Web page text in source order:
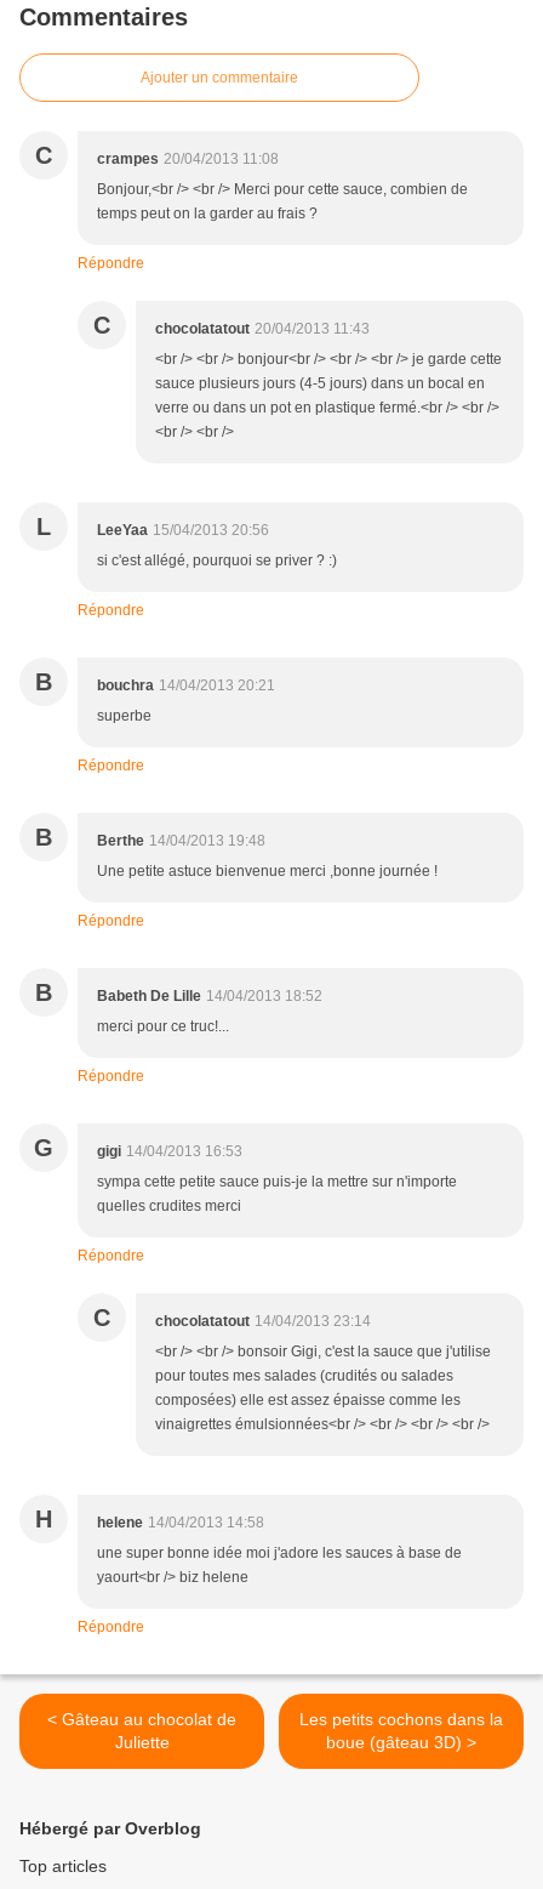
Commentaires
Ajouter un commentaire
C crampes 20/04/2013 11:08
Bonjour,<br /> <br /> Merci pour cette sauce, combien de
temps peut on la garder au frais ?
Répondre
C chocolatatout 20/04/2013 11:43
<br /> <br /> bonjour<br /> <br /> <br /> je garde cette
sauce plusieurs jours (4-5 jours) dans un bocal en
verre ou dans un pot en plastique fermé.<br /> <br />
<br /> <br />
L LeeYaa 15/04/2013 20:56
si c'est allégé, pourquoi se priver ? :)
Répondre
B bouchra 14/04/2013 20:21
superbe
Répondre
B Berthe 14/04/2013 19:48
Une petite astuce bienvenue merci ,bonne journée !
Répondre
B Babeth De Lille 14/04/2013 18:52
merci pour ce truc!...
Répondre
G gigi 14/04/2013 16:53
sympa cette petite sauce puis-je la mettre sur n'importe
quelles crudites merci
Répondre
C chocolatatout 14/04/2013 23:14
<br /> <br /> bonsoir Gigi, c'est la sauce que j'utilise
pour toutes mes salades (crudités ou salades
composées) elle est assez épaisse comme les
vinaigrettes émulsionnées<br /> <br /> <br /> <br />
H helene 14/04/2013 14:58
une super bonne idée moi j'adore les sauces à base de
yaourt<br /> biz helene
Répondre
< Gâteau au chocolat de
Juliette
Les petits cochons dans la
boue (gâteau 3D) >
Hébergé par Overblog
Top articles